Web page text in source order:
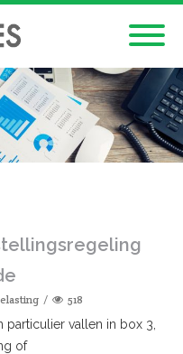
518
vallen in box 3,
of